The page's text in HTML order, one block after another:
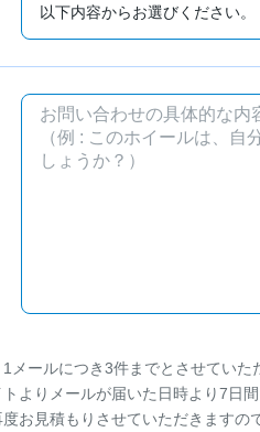
メールにつき3件までとさせていた
よりメールが届いた日時より7日間
お見積もりさせていただきますの